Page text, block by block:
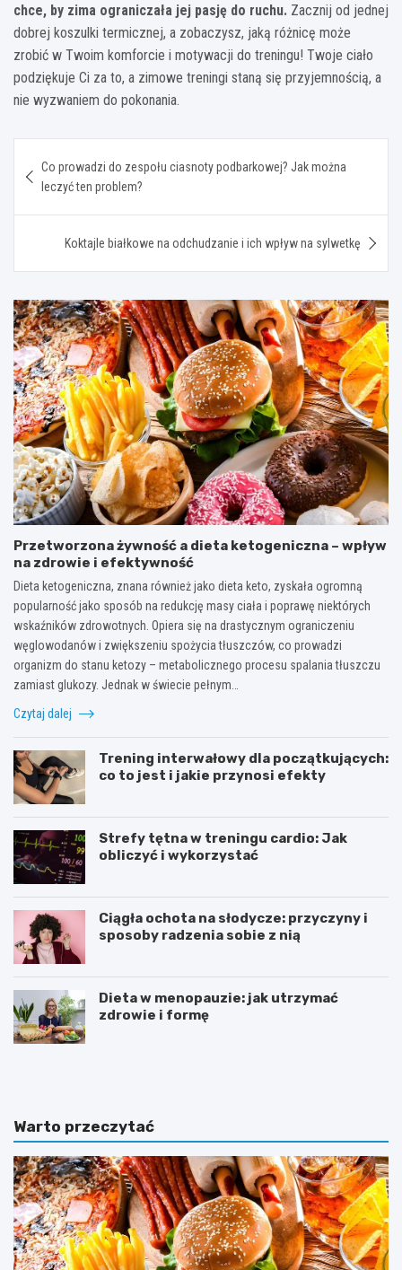
chce, by zima ograniczała jej pasję do ruchu. Zacznij od jednej
dobrej koszulki termicznej, a zobaczysz, jaką różnicę może
zrobić w Twoim komforcie i motywacji do treningu! Twoje ciało
podziękuje Ci za to, a zimowe treningi staną się przyjemnością, a
nie wyzwaniem do pokonania.
wpisu
Co prowadzi do zespołu ciasnoty podbarkowej? Jak można
leczyć ten problem?
Koktajle białkowe na odchudzanie i ich wpływ na sylwetkę
Przetworzona żywność a dieta ketogeniczna – wpływ
na zdrowie i efektywność
Dieta ketogeniczna, znana również jako dieta keto, zyskała ogromną
popularność jako sposób na redukcję masy ciała i poprawę niektórych
wskaźników zdrowotnych. Opiera się na drastycznym ograniczeniu
węglowodanów i zwiększeniu spożycia tłuszczów, co prowadzi
organizm do stanu ketozy – metabolicznego procesu spalania tłuszczu
zamiast glukozy. Jednak w świecie pełnym…
Czytaj dalej
Trening interwałowy dla początkujących:
co to jest i jakie przynosi efekty
Strefy tętna w treningu cardio: Jak
obliczyć i wykorzystać
Ciągła ochota na słodycze: przyczyny i
sposoby radzenia sobie z nią
Dieta w menopauzie: jak utrzymać
zdrowie i formę
J
w
i
n
n
a
w
y
g
l
Z
e
o
d
ż
y
w
i
a
n
Warto przeczytać